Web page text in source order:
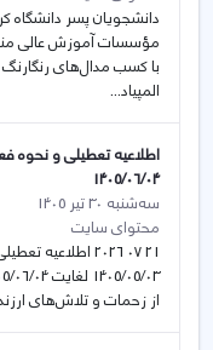
دانشجویان پسر دانشگاه
با کسب مدال‌های
المپیاد...
1405/06/04
سه‌شنبه 30 تیر 1405
محتوای سایت
21 07 2026
از زحمات و تلاش‌های